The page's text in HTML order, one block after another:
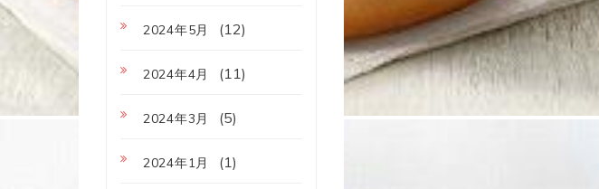
2024年5月 (12)
2024年4月 (11)
2024年3月 (5)
2024年1月 (1)